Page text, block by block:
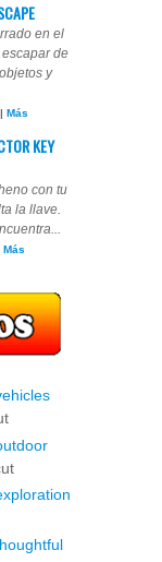
en el
de
y
Más
KEY
con tu
la llave.
Más